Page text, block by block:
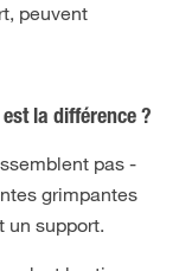
peuvent
la différence ?
pas -
grimpantes
un support.